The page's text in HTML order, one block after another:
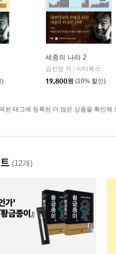
)
세종의 나라 2
김진명 저
이타북스
19,800원 (10% 할인)
된 태그에 등록된 더 많은 상품을 확인해
(12개)